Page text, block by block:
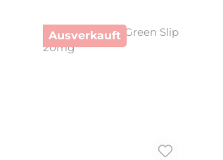
Ausverkauft